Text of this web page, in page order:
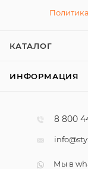
КАТАЛОГ
ИНФОРМАЦИЯ
8 800
Мы в